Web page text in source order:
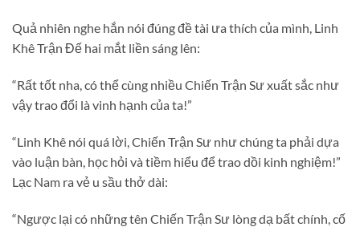
Quả nhiên nghe hắn nói đúng đề tài ưa thích của mình, Linh
Khê Trận Đế hai mắt liền sáng lên:
“Rất tốt nha, có thể cùng nhiều Chiến Trận Sư xuất sắc như
vậy trao đổi là vinh hạnh của ta!”
“Linh Khê nói quá lời, Chiến Trận Sư như chúng ta phải dựa
vào luận bàn, học hỏi và tiềm hiểu để trao dồi kinh nghiệm!”
Lạc Nam ra vẻ u sầu thở dài:
“Ngược lại có những tên Chiến Trận Sư lòng dạ bất chính, cố